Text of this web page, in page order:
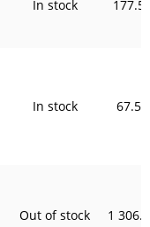
In stock
In stock 67.58
Out of stock 1